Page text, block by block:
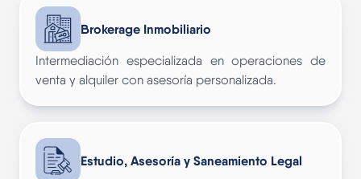
Brokerage Inmobiliario
Intermediación especializada en operaciones de
venta y alquiler con asesoría personalizada.
Estudio, Asesoría y Saneamiento Legal